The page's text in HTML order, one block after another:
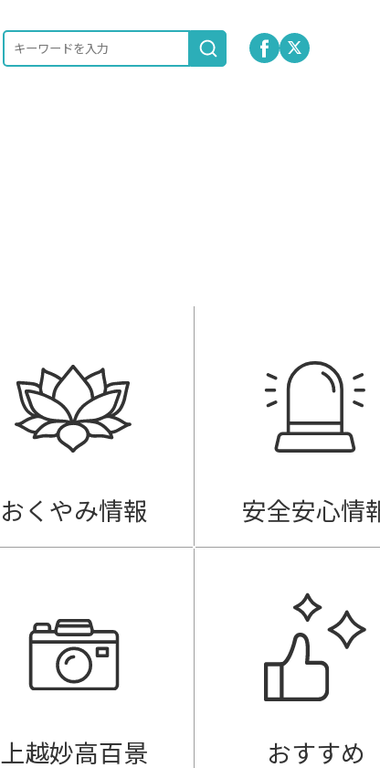
おくやみ情報 安全安心情
上越妙高百景 おすすめ